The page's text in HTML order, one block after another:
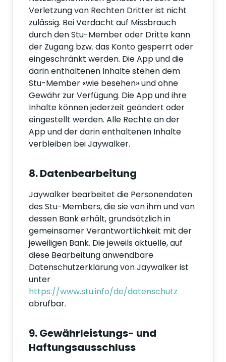
Verletzung von Rechten Dritter ist nicht
zulässig. Bei Verdacht auf Missbrauch
durch den Stu-Member oder Dritte kann
der Zugang bzw. das Konto gesperrt oder
eingeschränkt werden. Die App und die
darin enthaltenen Inhalte stehen dem
Stu-Member «wie besehen» und ohne
Gewähr zur Verfügung. Die App und ihre
Inhalte können jederzeit geändert oder
eingestellt werden. Alle Rechte an der
App und der darin enthaltenen Inhalte
verbleiben bei Jaywalker.
8. Datenbearbeitung
Jaywalker bearbeitet die Personendaten
des Stu-Members, die sie von ihm und von
dessen Bank erhält, grundsätzlich in
gemeinsamer Verantwortlichkeit mit der
jeweiligen Bank. Die jeweils aktuelle, auf
diese Bearbeitung anwendbare
Datenschutzerklärung von Jaywalker ist
unter
https://www.stu.info/de/datenschutz
abrufbar.
9. Gewährleistungs- und
Haftungsausschluss